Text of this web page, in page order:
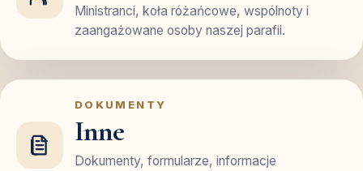
Ministranci, koła różańcowe, wspólnoty i
zaangażowane osoby naszej parafii.
DOKUMENTY
Inne
Dokumenty, formularze, informacje